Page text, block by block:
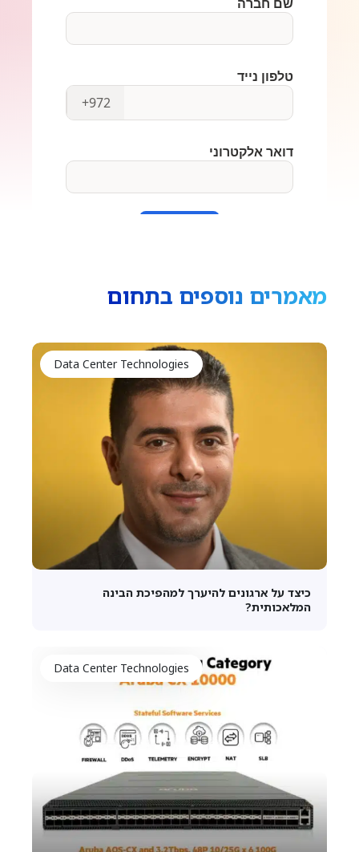
מאמרים נוספים בתחום
Data Center Technologies
כיצד על ארגונים להיערך למהפיכת הבינה
המלאכותית?
Data Center Technologies